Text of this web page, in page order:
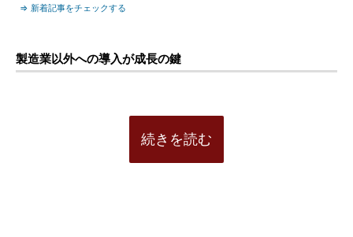
⇒ 新着記事をチェックする
製造業以外への導入が成長の鍵
続きを読む